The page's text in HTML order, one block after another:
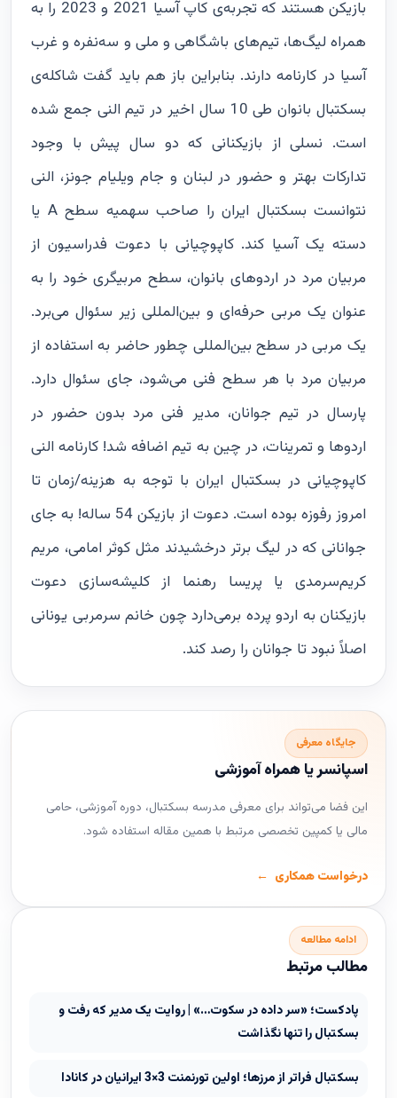
بازیکن هستند که تجربه‌ی کاپ آسیا 2021 و 2023 را به
همراه لیگ‌ها، تیم‌های باشگاهی و ملی و سه‌نفره و غرب
آسیا در کارنامه دارند. بنابراین باز هم باید گفت شاکله‌ی
بسکتبال بانوان طی 10 سال اخیر در تیم النی جمع شده
است. نسلی از بازیکنانی که دو سال پیش با وجود
تدارکات بهتر و حضور در لبنان و جام ویلیام جونز، النی
نتوانست بسکتبال ایران را صاحب سهمیه سطح A یا
دسته یک آسیا کند. کاپوچیانی با دعوت فدراسیون از
مربیان مرد در اردوهای بانوان، سطح مربیگری خود را به
عنوان یک مربی حرفه‌ای و بین‌المللی زیر سئوال می‌برد.
یک مربی در سطح بین‌المللی چطور حاضر به استفاده از
مربیان مرد با هر سطح فنی می‌شود، جای سئوال دارد.
پارسال در تیم جوانان، مدیر فنی مرد بدون حضور در
اردوها و تمرینات، در چین به تیم اضافه شد! کارنامه النی
کاپوچیانی در بسکتبال ایران با توجه به هزینه/زمان تا
امروز رفوزه بوده است. دعوت از بازیکن 54 ساله! به جای
جوانانی که در لیگ برتر درخشیدند مثل کوثر امامی، مریم
کریم‌سرمدی یا پریسا رهنما از کلیشه‌سازی دعوت
بازیکنان به اردو پرده برمی‌دارد چون خانم سرمربی یونانی
اصلاً نبود تا جوانان را رصد کند.
جایگاه معرفی
اسپانسر یا همراه آموزشی
این فضا می‌تواند برای معرفی مدرسه بسکتبال، دوره آموزشی، حامی
مالی یا کمپین تخصصی مرتبط با همین مقاله استفاده شود.
درخواست همکاری
ادامه مطالعه
مطالب مرتبط
پادکست؛ «سر داده در سکوت…» | روایت یک مدیر که رفت و
بسکتبال را تنها نگذاشت
بسکتبال فراتر از مرزها؛ اولین تورنمنت 3×3 ایرانیان در کانادا